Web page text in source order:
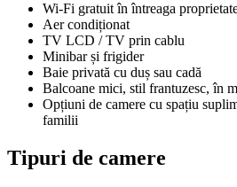
Wi-Fi gratuit în întreaga
Aer condiționat
TV LCD / TV prin cablu
Minibar și frigider
Baie privată cu duș sau cadă
Balcoane mici, stil frantuzesc, în
Opțiuni de camere cu spațiu
familii
Tipuri de camere